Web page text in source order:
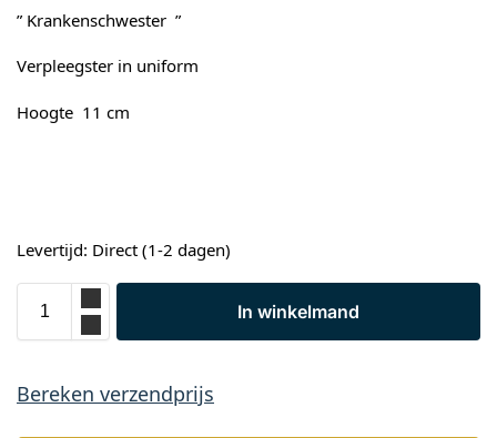
” Krankenschwester ”
Verpleegster in uniform
Hoogte 11 cm
Levertijd: Direct (1-2 dagen)
In winkelmand
Bereken verzendprijs